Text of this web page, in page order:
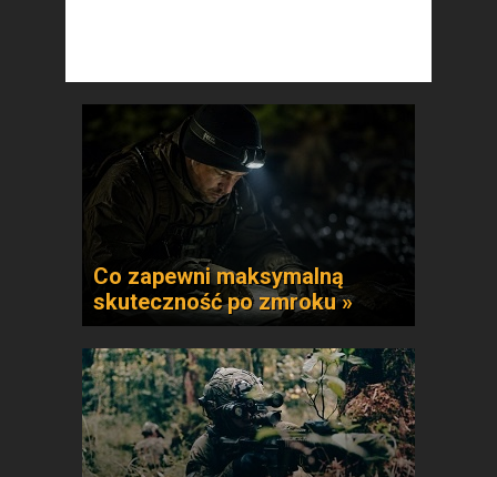
Co zapewni maksymalną
skuteczność po zmroku »